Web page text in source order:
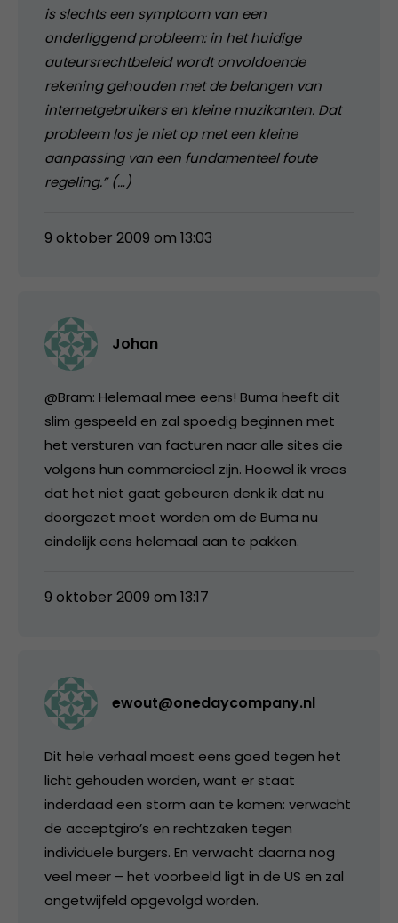
is slechts een symptoom van een
onderliggend probleem: in het huidige
auteursrechtbeleid wordt onvoldoende
rekening gehouden met de belangen van
internetgebruikers en kleine muzikanten. Dat
probleem los je niet op met een kleine
aanpassing van een fundamenteel foute
regeling.” (…)
9 oktober 2009 om 13:03
Johan
@Bram: Helemaal mee eens! Buma heeft dit
slim gespeeld en zal spoedig beginnen met
het versturen van facturen naar alle sites die
volgens hun commercieel zijn. Hoewel ik vrees
dat het niet gaat gebeuren denk ik dat nu
doorgezet moet worden om de Buma nu
eindelijk eens helemaal aan te pakken.
9 oktober 2009 om 13:17
ewout@onedaycompany.nl
Dit hele verhaal moest eens goed tegen het
licht gehouden worden, want er staat
inderdaad een storm aan te komen: verwacht
de acceptgiro’s en rechtzaken tegen
individuele burgers. En verwacht daarna nog
veel meer – het voorbeeld ligt in de US en zal
ongetwijfeld opgevolgd worden.